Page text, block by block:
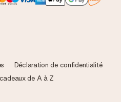
Déclaration de confidentialité
de A à Z